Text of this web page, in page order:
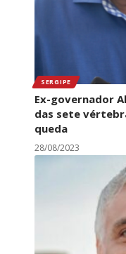
SERGIPE
Ex-governador
das sete
queda
28/08/2023